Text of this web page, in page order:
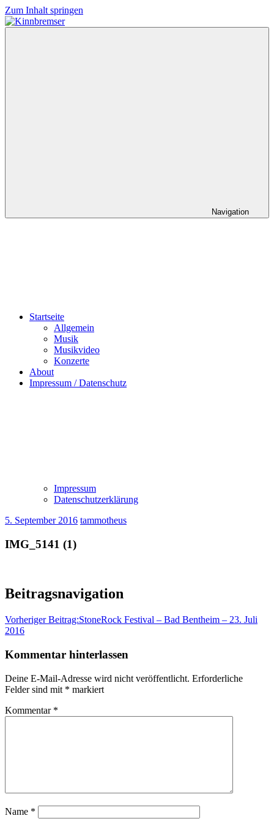
Zum Inhalt springen
Navigation
Startseite
Allgemein
Musik
Musikvideo
Konzerte
About
Impressum / Datenschutz
Impressum
Datenschutzerklärung
5. September 2016 tammotheus
IMG_5141 (1)
Beitragsnavigation
Vorheriger Beitrag:StoneRock Festival – Bad Bentheim – 23. Juli
2016
Kommentar hinterlassen
Deine E-Mail-Adresse wird nicht veröffentlicht. Erforderliche
Felder sind mit * markiert
Kommentar *
Name *